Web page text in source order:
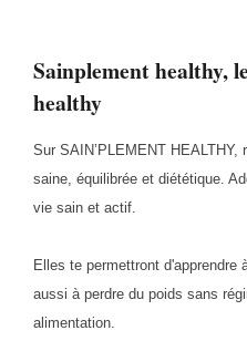
Sainplement healthy,
healthy
Sur SAIN’PLEMENT
saine, équilibrée et diététique.
vie sain et actif.
Elles te permettront d'apprendre
aussi à perdre du poids sans
alimentation.